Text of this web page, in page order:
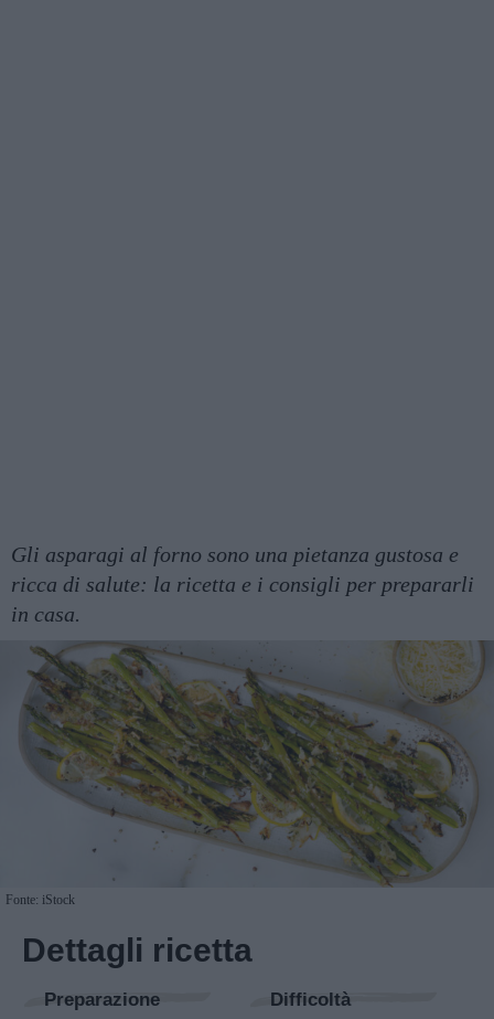
Gli asparagi al forno sono una pietanza gustosa e
ricca di salute: la ricetta e i consigli per prepararli
in casa.
Fonte: iStock
Dettagli ricetta
Preparazione Difficoltà